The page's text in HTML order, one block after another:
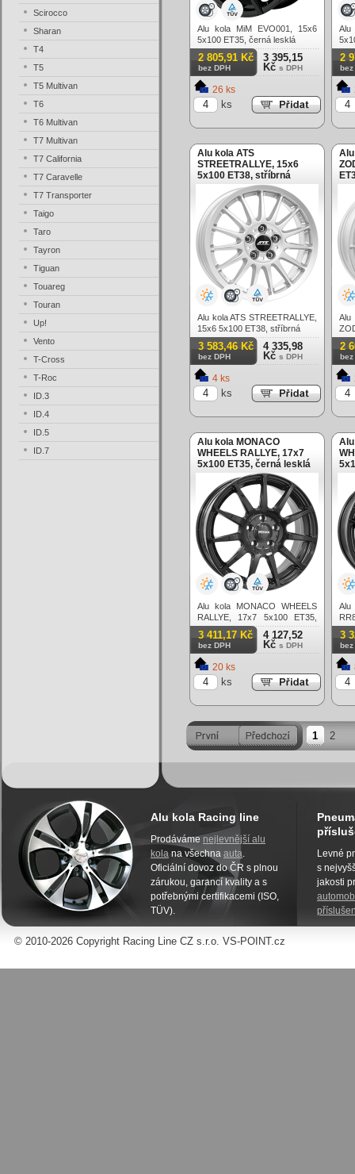
Alu kola MiM EVO001, 15x6
5x100 ET35, černá lesklá
2 805,91 Kč
bez DPH
3 395,15
Kč s DPH
26 ks
ks
Alu
2
bez
Alu kola ATS
STREETRALLYE, 15x6
5x100 ET38, stříbrná
Alu kola ATS STREETRALLYE,
15x6 5x100 ET38, stříbrná
3 583,46 Kč
bez DPH
4 335,98
Kč s DPH
4 ks
ks
Alu
2
bez
Alu kola MONACO
WHEELS RALLYE, 17x7
5x100 ET35, černá lesklá
Alu kola MONACO WHEELS
RALLYE, 17x7 5x100 ET35,
černá lesklá
3 411,17 Kč
bez DPH
4 127,52
Kč s DPH
20 ks
ks
Alu
3
bez
1 2
Scirocco
Sharan
T4
T5
T5 Multivan
T6
T6 Multivan
T7 Multivan
T7 California
T7 Caravelle
T7 Transporter
Taigo
Taro
Tayron
Tiguan
Touareg
Touran
Up!
Vento
T-Cross
T-Roc
ID.3
ID.4
ID.5
ID.7
Alu kola Racing line
Prodáváme nejlevnější alu
kola na všechna auta.
Oficiální dovoz do ČR s plnou
zárukou, garancí kvality a s
potřebnými certifikacemi (ISO,
TÜV).
Levné
s
jakosti
© 2010-2026 Copyright Racing Line CZ s.r.o. VS-POINT.cz